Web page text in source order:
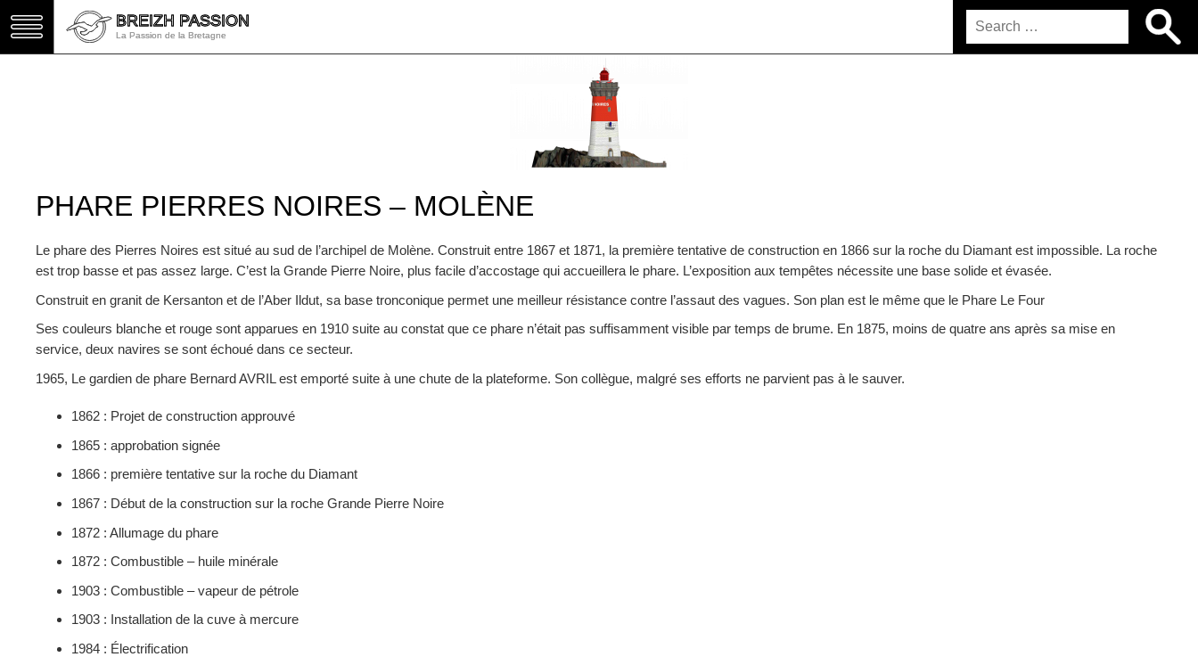
BREIZH PASSION
La Passion de la Bretagne
PHARE PIERRES NOIRES – MOLÈNE
Le phare des Pierres Noires est situé au sud de l’archipel de Molène. Construit entre 1867 et 1871, la première tentative de construction en 1866 sur la roche du Diamant est impossible. La roche
est trop basse et pas assez large. C’est la Grande Pierre Noire, plus facile d’accostage qui accueillera le phare. L’exposition aux tempêtes nécessite une base solide et évasée.
Construit en granit de Kersanton et de l’Aber Ildut, sa base tronconique permet une meilleur résistance contre l’assaut des vagues. Son plan est le même que le Phare Le Four
Ses couleurs blanche et rouge sont apparues en 1910 suite au constat que ce phare n’était pas suffisamment visible par temps de brume. En 1875, moins de quatre ans après sa mise en
service, deux navires se sont échoué dans ce secteur.
1965, Le gardien de phare Bernard AVRIL est emporté suite à une chute de la plateforme. Son collègue, malgré ses efforts ne parvient pas à le sauver.
1862 : Projet de construction approuvé
1865 : approbation signée
1866 : première tentative sur la roche du Diamant
1867 : Début de la construction sur la roche Grande Pierre Noire
1872 : Allumage du phare
1872 : Combustible – huile minérale
1903 : Combustible – vapeur de pétrole
1903 : Installation de la cuve à mercure
1984 : Électrification
BREIZH PASSION
La Passion de la Bretagne